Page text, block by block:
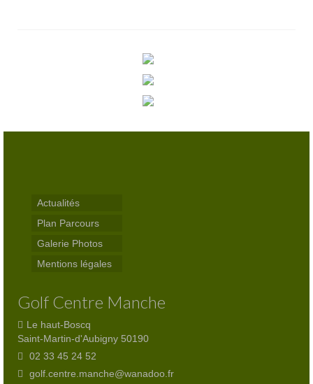
Trou n°8
Trou n°9
Club-House
Actualités
Actualités
Plan Parcours
Galerie Photos
Mentions légales
Golf Centre Manche
Le haut-Boscq
Saint-Martin-d'Aubigny 50190
02 33 45 24 52
golf.centre.manche@wanadoo.fr